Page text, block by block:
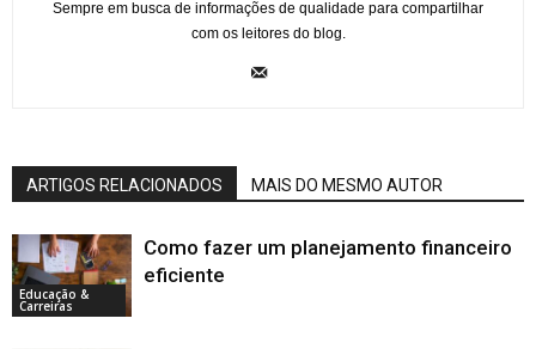
Sempre em busca de informações de qualidade para compartilhar
com os leitores do blog.
ARTIGOS RELACIONADOS MAIS DO MESMO AUTOR
Educação &
Carreiras
Como fazer um planejamento financeiro
eficiente